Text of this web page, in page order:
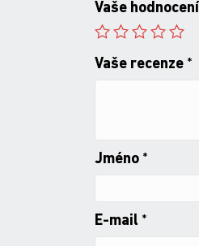
Vaše hodnocení
Vaše recenze *
Jméno *
E-mail *